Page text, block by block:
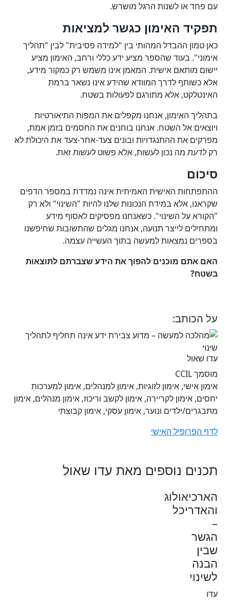
עם פחד או לשנות הרגל מושרש.
תפקיד האימון כגשר למציאות
כאן טמון ההבדל המהותי בין "למידה פסיבית" לבין "תהליך
אימוני". בעוד שהספר מציע ידע כללי ורחב, האימון מציע
יישום מותאם אישית. המאמן אינו משמש רק כמקור מידע,
אלא כשותף לדרך המוודא שהידע אינו נשאר ברמת
האינטלקט, אלא מתורגם לפעולות בשטח.
בתהליך האימון, אנחנו מקפלים את המפות התיאורטיות
ויוצאים אל השטח. אנחנו בוחנים את החסמים בזמן אמת,
מפרקים את ההתנגדויות ובונים צעד-אחר-צעד את היכולת לא
רקלדעתמה נכון לעשות, אלא פשוטלעשותזאת.
סיכום
ההתפתחות האישית האמיתית אינה נמדדת במספר הדפים
שקראנו, אלא במידת הנכונות שלנו להיות "השינוי" ולא רק
"הקורא על השינוי". כשאנחנו מפסיקים לאסוף מידע
ומתחילים לייצר תנועה, אנחנו מגלים שהתשובות שחיפשנו
בספרים נמצאות למעשה בתוך העשייה עצמה.
האם אתם מוכנים להפוך את הידע שצברתם לתוצאות
בשטח?
על הכותב:
עדו שאול
מוסמך CCIL
אימון אישי, אימון לזוגיות, אימון למנהלים, אימון למערכות
יחסים, אימון לקריירה, אימון לקשב וריכוז, אימון מנהלים, אימון
מתבגרים/ילדים ונוער, אימון עסקי, אימון קבוצתי
לדף הפרופיל האישי
תכנים נוספים מאת עדו שאול
הארכיאולוג
והאדריכל
–
הגשר
שבין
הבנה
לשינוי
עדו